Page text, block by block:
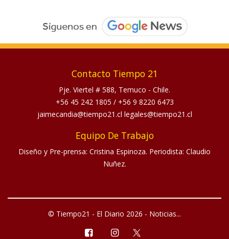
Contacto Tiempo 21
Pje. Viertel # 588, Temuco - Chile.
+56 45 242 1805 / +56 9 8220 6473
jaimecandia@tiempo21.cl legales@tiempo21.cl
Equipo De Trabajo
Diseño y Pre-prensa: Cristina Espinoza. Periodista: Claudio
Nuñez.
© Tiempo21 - El Diario 2026 - Noticias...